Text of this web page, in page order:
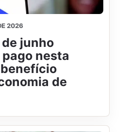
2026
junho
nesta
de